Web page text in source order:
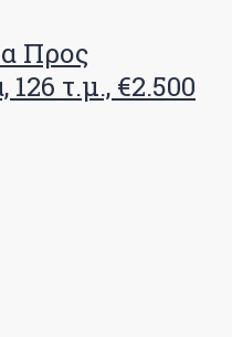
Προς
126 τ.μ., €2.500